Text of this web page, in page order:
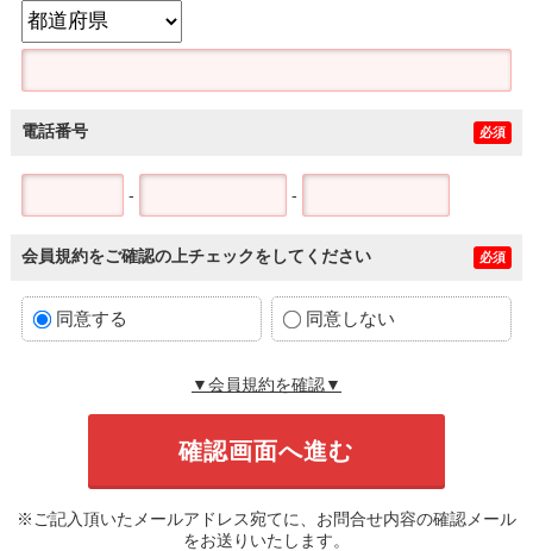
電話番号 必須
- -
会員規約をご確認の上チェックをしてください 必須
同意する 同意しない
▼会員規約を確認▼
※ご記入頂いたメールアドレス宛てに、お問合せ内容の確認メール
をお送りいたします。